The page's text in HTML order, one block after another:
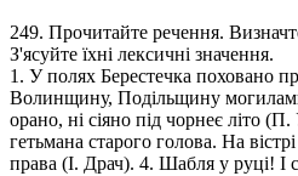
249. Прочитайте речення.
З'ясуйте їхні лексичні значення.
1. У полях Берестечка поховано
Волинщину, Подільщину
орано, ні сіяно під чорнеє літо
гетьмана старого голова. На
права (І. Драч). 4. Шабля у руці! І